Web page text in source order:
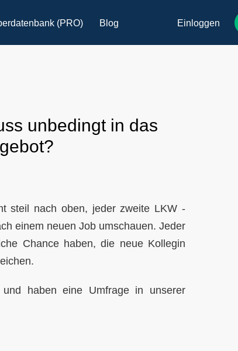
Einloggen
(PRO) Blog
unbedingt in das
steil nach oben, jeder zweite LKW -
einem neuen Job umschauen. Jeder
Chance haben, die neue Kollegin
haben eine Umfrage in unserer